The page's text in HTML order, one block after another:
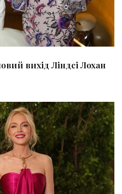
вихід Ліндсі Лохан